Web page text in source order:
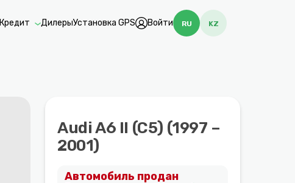
Кредит ДилерыУстановка GPS Войти RU KZ
Audi A6 II (C5) (1997 –
2001)
Автомобиль продан